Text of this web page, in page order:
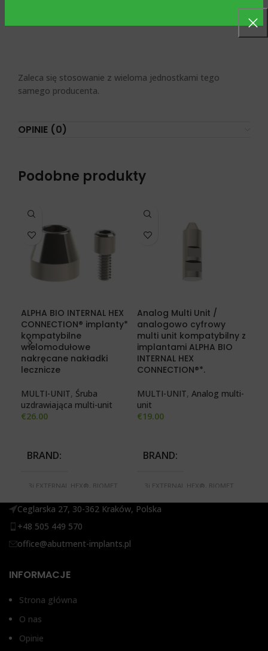
Zaleca się stosowanie z wieloma jednostkami tego
samego producenta.
OPINIE (0)
Podobne produkty
ALPHA BIO INTERNAL HEX
CONNECTION® implanty*
kompatybilne
wielomodułowe
nakręcane nakładki
lecznicze
MULTI-UNIT, Śruba
uzdrawiająca multi-unit
€26.00
BRAND
3i EXTERNAL HEX®, BIOMET
SKY®, MEGAGEN ANYONE®,
MEGAGEN ANYRIDGE
SERIES®, MIS SEVEN®,
NOBEL ACTIVE®, NOBEL
REPLACE SELECT®,
STRAUMANN BONE LEVEL®,
Analog Multi Unit /
analogowo cyfrowy
multi unit kompatybilny z
implantami ALPHA BIO
INTERNAL HEX
CONNECTION®*.
MULTI-UNIT, Analog multi-
unit
€19.00
BRAND
3i EXTERNAL HEX®, BIOMET
SKY®, MEGAGEN ANYONE®,
MEGAGEN ANYRIDGE
Ceglarska 27, 30-362 Kraków, Polska
+48 505 449 570
office@abutment-implants.pl
INFORMACJE
Strona główna
O nas
Opinie